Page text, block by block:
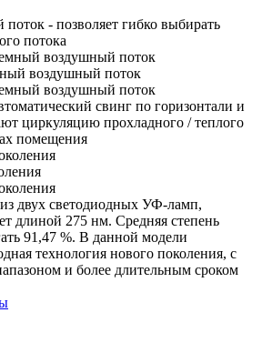
- позволяет гибко выбирать
потока
воздушный поток
свинг по горизонтали и
циркуляцию прохладного / теплого
помещения
двух светодиодных УФ-ламп,
длиной 275 нм. Средняя степень
91,47 %. В данной модели
технология нового поколения, с
и более длительным сроком